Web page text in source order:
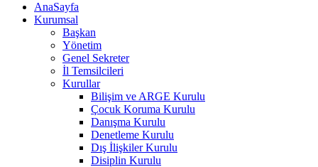
AnaSayfa
Kurumsal
Başkan
Yönetim
Genel Sekreter
İl Temsilcileri
Kurullar
Bilişim ve ARGE Kurulu
Çocuk Koruma Kurulu
Danışma Kurulu
Denetleme Kurulu
Dış İlişkiler Kurulu
Disiplin Kurulu